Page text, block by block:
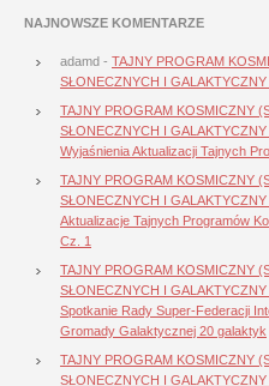
NAJNOWSZE KOMENTARZE
adamd - TAJNY PROGRAM
SŁONECZNYCH I
TAJNY PROGRAM KOSMICZNY
SŁONECZNYCH I
Wyjaśnienia Aktualizacji Tajnych
TAJNY PROGRAM KOSMICZNY
SŁONECZNYCH I
Aktualizacje Tajnych Programów
Cz. 1
TAJNY PROGRAM KOSMICZNY
SŁONECZNYCH I
Spotkanie Rady Super-Federacji
Gromady Galaktycznej 20 galaktyk
TAJNY PROGRAM KOSMICZNY
SŁONECZNYCH I